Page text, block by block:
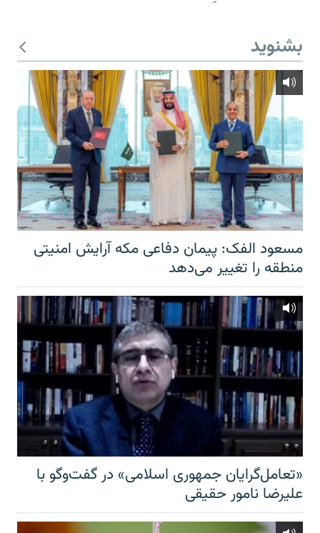
بشنوید
مسعود الفک: پیمان دفاعی مکه آرایش امنیتی
منطقه را تغییر می‌دهد
«تعامل‌گرایان جمهوری اسلامی» در گفت‌وگو با
علیرضا نامور حقیقی